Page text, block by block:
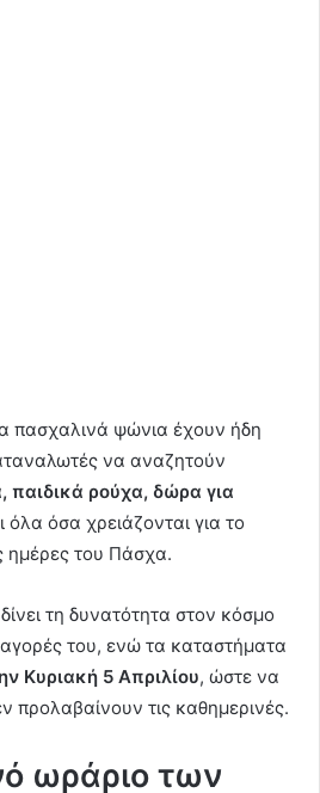
πασχαλινά ψώνια έχουν ήδη
να αναζητούν
ρούχα, δώρα για
όλα όσα χρειάζονται για το
ημέρες του Πάσχα.
τη δυνατότητα στον κόσμο
αγορές του, ενώ τα καταστήματα
Κυριακή 5 Απριλίου, ώστε να
προλαβαίνουν τις καθημερινές.
ωράριο των